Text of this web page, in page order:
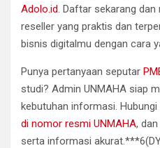
Adolo.id. Daftar sekarang dan
reseller yang praktis dan
bisnis digitalmu dengan cara
Punya pertanyaan seputar
studi? Admin UNMAHA siap
kebutuhan informasi.
di nomor resmi UNMAHA,
serta informasi